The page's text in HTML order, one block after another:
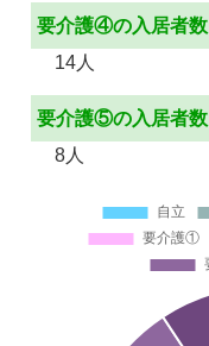
要介護④の入居者数
14人
要介護⑤の入居者数
8人